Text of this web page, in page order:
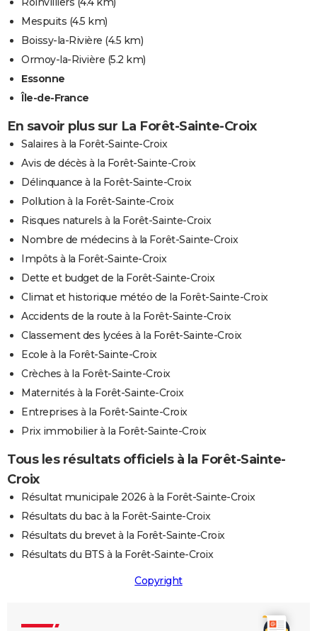
Mespuits (4.5 km)
Boissy-la-Rivière (4.5 km)
Ormoy-la-Rivière (5.2 km)
Essonne
Île-de-France
En savoir plus sur La Forêt-Sainte-Croix
Salaires à la Forêt-Sainte-Croix
Avis de décès à la Forêt-Sainte-Croix
Délinquance à la Forêt-Sainte-Croix
Pollution à la Forêt-Sainte-Croix
Risques naturels à la Forêt-Sainte-Croix
Nombre de médecins à la Forêt-Sainte-Croix
Impôts à la Forêt-Sainte-Croix
Dette et budget de la Forêt-Sainte-Croix
Climat et historique météo de la Forêt-Sainte-Croix
Accidents de la route à la Forêt-Sainte-Croix
Classement des lycées à la Forêt-Sainte-Croix
Ecole à la Forêt-Sainte-Croix
Crèches à la Forêt-Sainte-Croix
Maternités à la Forêt-Sainte-Croix
Entreprises à la Forêt-Sainte-Croix
Prix immobilier à la Forêt-Sainte-Croix
Tous les résultats officiels à la Forêt-Sainte-
Croix
Résultat municipale 2026 à la Forêt-Sainte-Croix
Résultats du bac à la Forêt-Sainte-Croix
Résultats du brevet à la Forêt-Sainte-Croix
Résultats du BTS à la Forêt-Sainte-Croix
Copyright